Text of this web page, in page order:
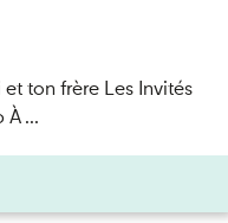
ton frère Les Invités
À ...